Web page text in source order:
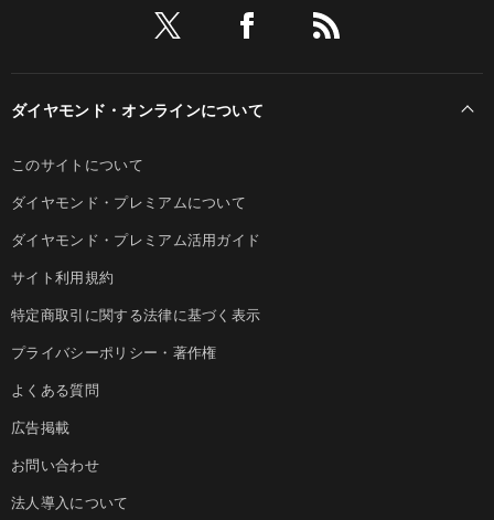
ダイヤモンド・オンラインについて
このサイトについて
ダイヤモンド・プレミアムについて
ダイヤモンド・プレミアム活用ガイド
サイト利用規約
特定商取引に関する法律に基づく表示
プライバシーポリシー・著作権
よくある質問
広告掲載
お問い合わせ
法人導入について